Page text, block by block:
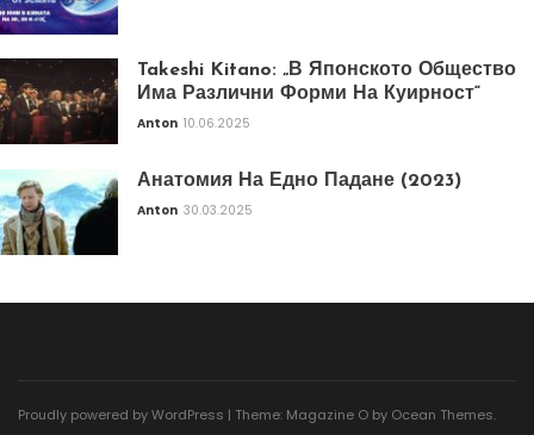
Takeshi Kitano: „В Японското Общество
Има Различни Форми На Куирност“
Anton 10.06.2025
Анатомия На Едно Падане (2023)
Anton 30.03.2025
Proudly powered by WordPress | Theme: Magazine O by Ocean Themes.